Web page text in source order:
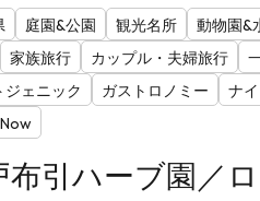
庭園&公園 観光名所 動物園&
家族旅行 カップル・夫婦旅行
ジェニック
ガストロノミー
ナ
布引ハーブ園／